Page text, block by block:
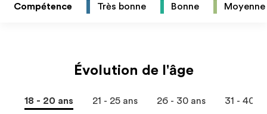
Compétence Très bonne Bonne Moyenne
Évolution de l'âge
18 - 20 ans 21 - 25 ans 26 - 30 ans 31 - 40